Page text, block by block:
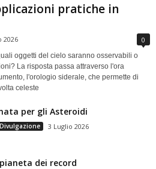
pratiche in
2026 0
oggetti del cielo saranno osservabili o
La risposta passa attraverso l'ora
l'orologio siderale, che permette di
celeste
per gli Asteroidi
3 Luglio 2026
dei record